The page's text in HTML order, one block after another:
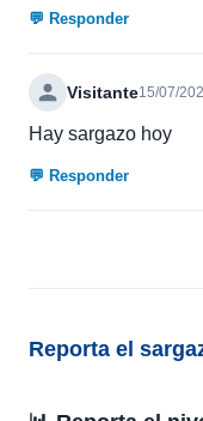
💬 Responder
Visitante15/07/
Hay sargazo hoy
💬 Responder
Reporta el